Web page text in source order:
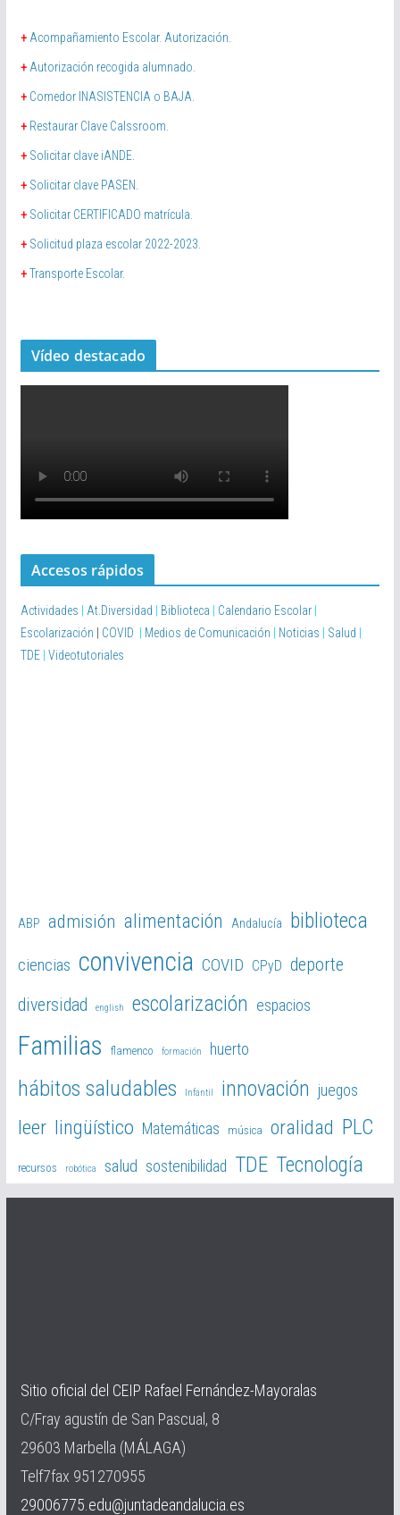
+ Acompañamiento Escolar. Autorización.
+ Autorización recogida alumnado.
+ Comedor INASISTENCIA o BAJA.
+ Restaurar Clave Calssroom.
+ Solicitar clave iANDE.
+ Solicitar clave PASEN.
+ Solicitar CERTIFICADO matrícula.
+ Solicitud plaza escolar 2022-2023.
+Transporte Escolar.
Vídeo destacado
Accesos rápidos
Actividades At.Diversidad Biblioteca Calendario Escolar
Escolarización
COVID Medios de Comunicación Noticias Salud
TDE Videotutoriales
ABP admisión alimentación Andalucía biblioteca
ciencias convivencia COVID CPyD deporte
diversidad english escolarización espacios
Familias flamenco formación huerto
hábitos saludables Infantil innovación juegos
leer lingüístico Matemáticas música oralidad PLC
recursos robótica salud sostenibilidad TDE Tecnología
Sitio oficial del CEIP Rafael Fernández-Mayoralas
C/Fray agustín de San Pascual, 8
29603 Marbella (MÁLAGA)
Telf7fax 951270955
29006775.edu@juntadeandalucia.es